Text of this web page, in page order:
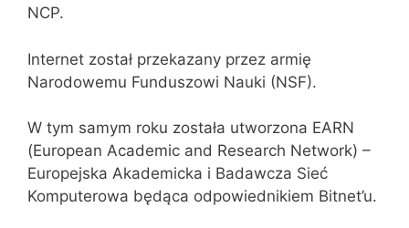
NCP.
Internet został przekazany przez armię
Narodowemu Funduszowi Nauki (NSF).
W tym samym roku została utworzona EARN
(European Academic and Research Network) –
Europejska Akademicka i Badawcza Sieć
Komputerowa będąca odpowiednikiem Bitnet’u.